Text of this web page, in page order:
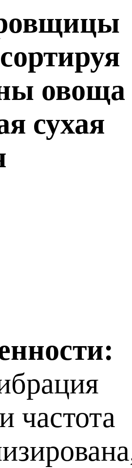
овоща
сухая
частота